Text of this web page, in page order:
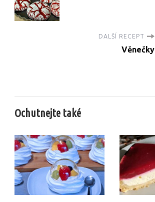
DALŠÍ RECEPT
Věnečky
Ochutnejte také